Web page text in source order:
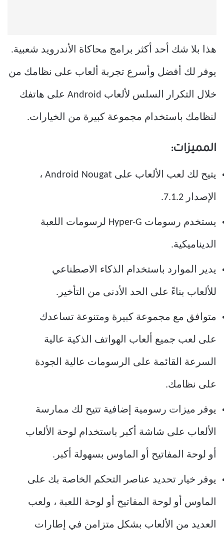
هذا بلا شك أحد أكثر برامج محاكاة الأندرويد شعبية.
يوفر لك أفضل وأسرع تجربة ألعاب على نظامك من
خلال التكرار السلس لألعاب Android على هاتفك
لنظامك باستخدام مجموعة كبيرة من الخيارات.
المميزات:
يتيح لك لعب الألعاب على Android Nougat ،
الإصدار 7.1.2.
يستخدم رسومات Hyper-G لرسومات اللعبة
الديناميكية.
يدير الموارد باستخدام الذكاء الاصطناعي
للألعاب بناءً على الحد الأدنى من التأخير.
متوافق مع مجموعة كبيرة ومتنوعة تساعدك
على لعب جميع ألعاب الهواتف الذكية عالية
السرعة القائمة على الرسومات عالية الجودة
على نظامك.
يوفر ميزات رسومية إضافية تتيح لك ممارسة
الألعاب على شاشة أكبر باستخدام لوحة الألعاب
أو لوحة المفاتيح أو الماوس بسهولة أكبر.
يوفر خيار تحديد عناصر التحكم الخاصة بك على
الماوس أو لوحة المفاتيح أو لوحة اللعبة ، ولعب
العديد من الألعاب بشكل متزامن في إطارات